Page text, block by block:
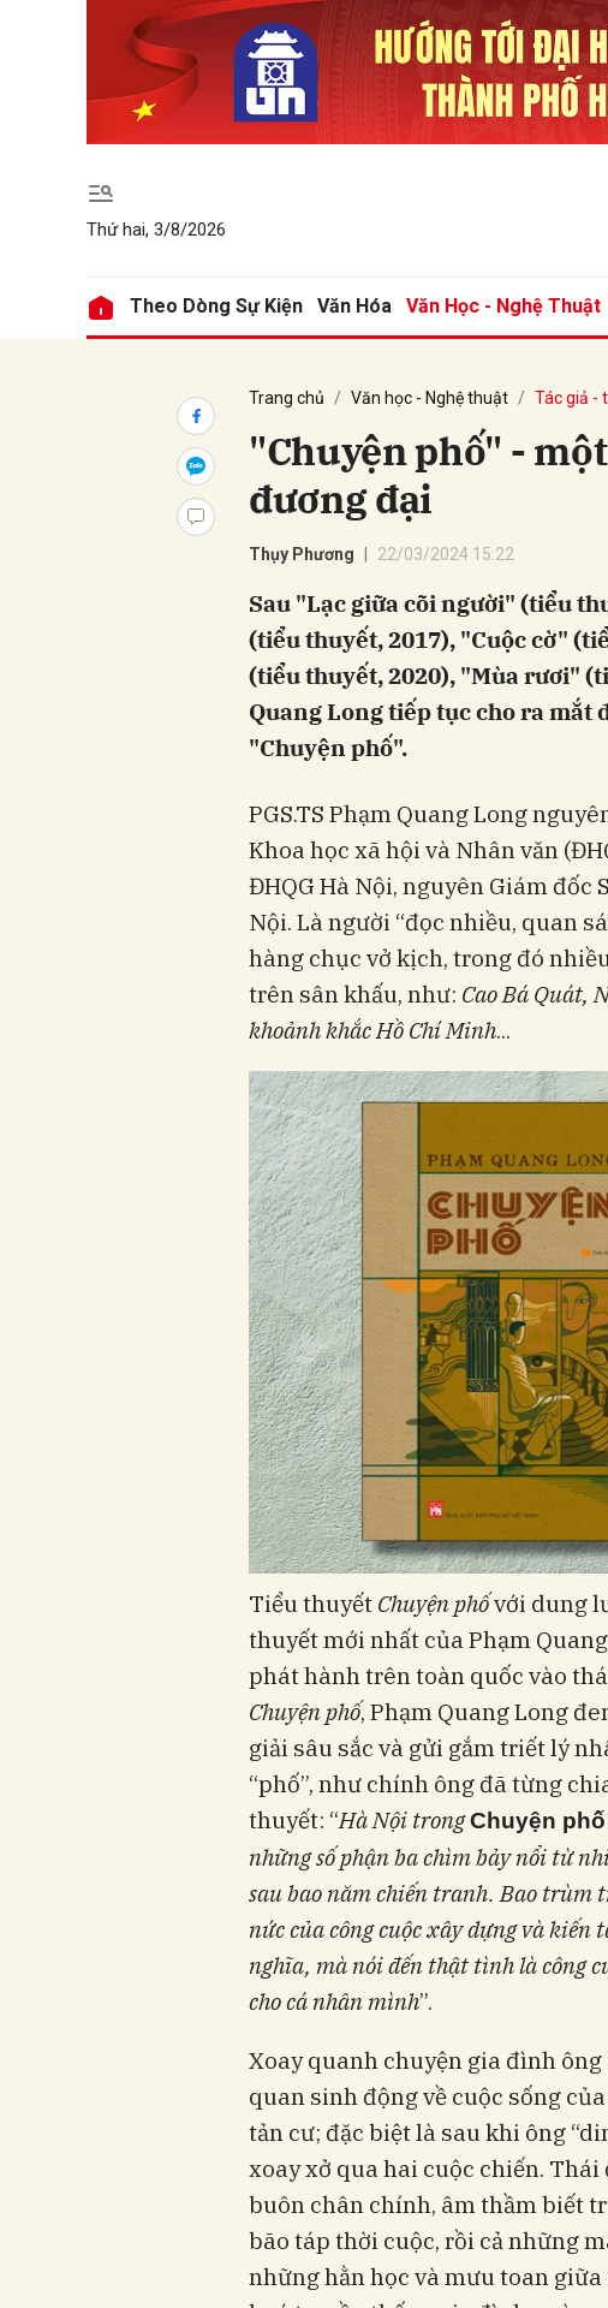
Thứ hai, 3/8/2026
Theo Dòng Sự Kiện Văn Hóa Văn Học - Nghệ Thuật
Trang chủ Văn học - Nghệ thuật Tác giả -
"Chuyện phố" -
đương đại
Thụy Phương 22/03/2024 15:22
Sau "Lạc giữa cõi người" (tiểu
(tiểu thuyết, 2017), "Cuộc cờ"
(tiểu thuyết, 2020), "Mùa rươi"
Quang Long tiếp tục cho ra mắt
"Chuyện phố".
PGS.TS Phạm Quang Long
Khoa học xã hội và Nhân văn
ĐHQG Hà Nội, nguyên Giám đốc
Nội. Là người “đọc nhiều, quan
hàng chục vở kịch, trong đó
trên sân khấu, như: Cao Bá Quát,
khoảnh khắc Hồ Chí Minh...
Tiểu thuyết Chuyện phốvới dung
thuyết mới nhất của Phạm
phát hành trên toàn quốc vào
Chuyện phố, Phạm Quang Long
giải sâu sắc và gửi gắm triết lý
“phố”, như chính ông đã từng
thuyết: “Hà Nội trongChuyện phố
những số phận ba chìm bảy nổi từ
sau bao năm chiến tranh. Bao trùm
nức của công cuộc xây dựng và kiến
nghĩa, mà nói đến thật tình là công
cho cá nhân mình”.
Xoay quanh chuyện gia đình ông
quan sinh động về cuộc sống
tản cư; đặc biệt là sau khi ông
xoay xở qua hai cuộc chiến.
buôn chân chính, âm thầm biết
bão táp thời cuộc, rồi cả những
những hằn học và mưu toan
Gửi bình